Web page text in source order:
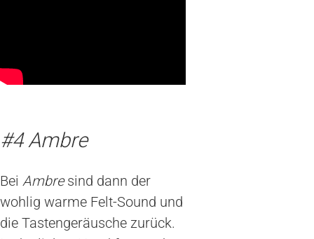
#4 Ambre
Bei Ambresind dann der
wohlig warme Felt-Sound und
die Tastengeräusche zurück.